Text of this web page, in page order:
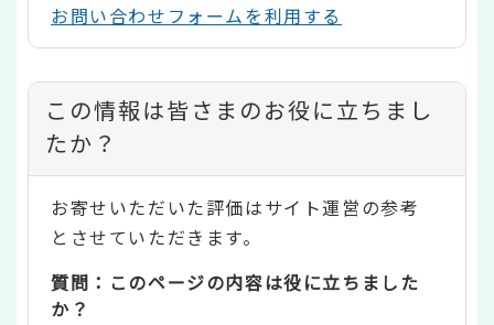
お問い合わせフォームを利用する
コ
ン
テ
ン
ツ
評
この情報は皆さまのお役に立ちまし
たか？
お寄せいただいた評価はサイト運営の参考
とさせていただきます。
質問：このページの内容は役に立ちました
か？